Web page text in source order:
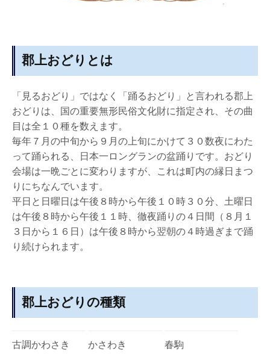
郡上おどりとは
「見るおどり」ではなく「踊るおどり」と言われる郡上
おどりは、国の重要無形民俗文化財に指定され、その曲
目は全１０種を数えます。
毎年７月の中旬から９月の上旬にかけて３０数夜にわた
って踊られる、日本一ロングランの盆踊りです。おどり
会場は一晩ごとに変わりますが、これは町内の縁日まつ
りにちなんでいます。
平日と日曜日は午後８時から午後１０時３０分、土曜日
は午後８時から午後１１時、徹夜踊りの４日間（８月１
３日から１６日）は午後８時から翌朝の４時過ぎまで踊
り続けられます。
郡上おどりの種類
古調かわさき かさわき 春駒